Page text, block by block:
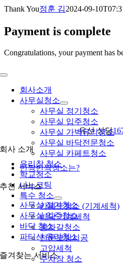
콘
츠
건
뛰
Toggle
Navigation회사소개
사무실청소
사무실 정기청소
사무실 입주청소
사무실 가벽유리청소
사무실 바닥전문청소
사무실 카페트청소
유리창 청소
학교청소
나노코팅
특수 청소
카페트청소 (기계세척)
바닥 기계세척
콩자갈청소
전문코팅시공
고압세척
주차장 청소
Thank You정훈 김2024-09-
Payment is complete
Congratulations, your payment has
유선 상담
회사 소개
반짝반짝청소는?
추천 서비스
사무실 정기청소
사무실 입주청소
바닥 청소
파티션 유리청소
즐겨찾는 서비스